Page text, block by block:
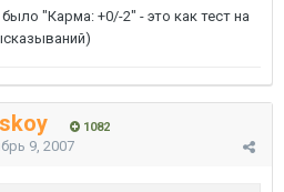
"Карма: +0/-2" - это как тест на
1082
9, 2007